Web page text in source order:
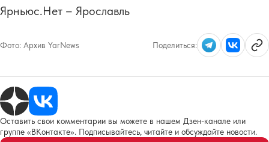
Ярньюс.Нет – Ярославль
Фото: Архив YarNews Поделиться:
Оставить свои комментарии вы можете в нашем Дзен-канале или
группе «ВКонтакте». Подписывайтесь, читайте и обсуждайте новости.